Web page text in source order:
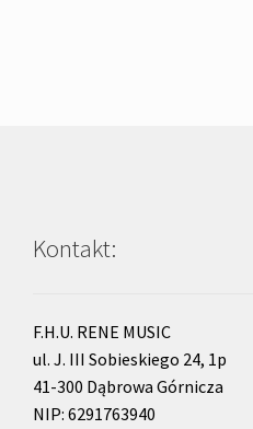
Kontakt:
F.H.U. RENE MUSIC
ul. J. III Sobieskiego 24, 1p
41-300 Dąbrowa Górnicza
NIP: 6291763940